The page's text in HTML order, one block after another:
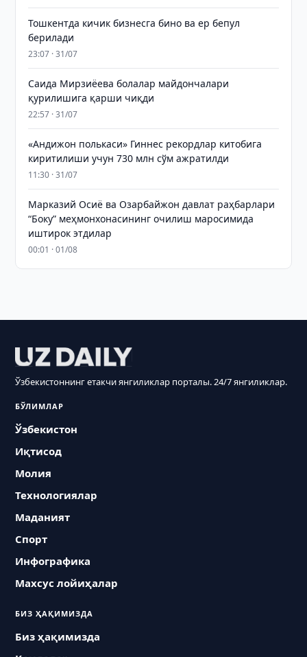
Тошкентда кичик бизнесга бино ва ер бепул
берилади
23:07 · 31/07
Саида Мирзиёева болалар майдончалари
қурилишига қарши чиқди
22:57 · 31/07
«Андижон полькаси» Гиннес рекордлар китобига
киритилиши учун 730 млн сўм ажратилди
11:30 · 31/07
Марказий Осиё ва Озарбайжон давлат раҳбарлари
“Боку” меҳмонхонасининг очилиш маросимида
иштирок этдилар
00:01 · 01/08
Ўзбекистоннинг етакчи янгиликлар порталы. 24/7 янгиликлар.
БЎЛИМЛАР
Ўзбекистон
Иқтисод
Молия
Технологиялар
Маданият
Спорт
Инфографика
Махсус лойиҳалар
БИЗ ҲАҚИМИЗДА
Биз ҳақимизда